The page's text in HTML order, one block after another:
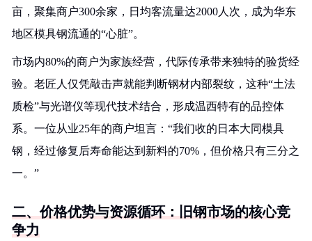
亩，聚集商户300余家，日均客流量达2000人次，成为华东
地区模具钢流通的“心脏”。
市场内80%的商户为家族经营，代际传承带来独特的验货经
验。老匠人仅凭敲击声就能判断钢材内部裂纹，这种“土法
质检”与光谱仪等现代技术结合，形成温西特有的品控体
系。一位从业25年的商户坦言：“我们收的日本大同模具
钢，经过修复后寿命能达到新料的70%，但价格只有三分之
一。”
二、价格优势与资源循环：旧钢市场的核心竞
争力